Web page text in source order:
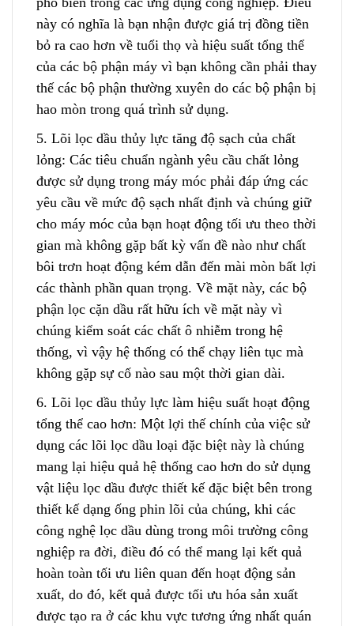
này có nghĩa là bạn nhận được giá trị đồng tiền
bỏ ra cao hơn về tuổi thọ và hiệu suất tổng thể
của các bộ phận máy vì bạn không cần phải thay
thế các bộ phận thường xuyên do các bộ phận bị
hao mòn trong quá trình sử dụng.
5. Lõi lọc dầu thủy lực tăng độ sạch của chất
lỏng: Các tiêu chuẩn ngành yêu cầu chất lỏng
được sử dụng trong máy móc phải đáp ứng các
yêu cầu về mức độ sạch nhất định và chúng giữ
cho máy móc của bạn hoạt động tối ưu theo thời
gian mà không gặp bất kỳ vấn đề nào như chất
bôi trơn hoạt động kém dẫn đến mài mòn bất lợi
các thành phần quan trọng. Về mặt này, các bộ
phận lọc cặn dầu rất hữu ích về mặt này vì
chúng kiểm soát các chất ô nhiễm trong hệ
thống, vì vậy hệ thống có thể chạy liên tục mà
không gặp sự cố nào sau một thời gian dài.
6. Lõi lọc dầu thủy lực làm hiệu suất hoạt động
tổng thể cao hơn: Một lợi thế chính của việc sử
dụng các lõi lọc dầu loại đặc biệt này là chúng
mang lại hiệu quả hệ thống cao hơn do sử dụng
vật liệu lọc dầu được thiết kế đặc biệt bên trong
thiết kế dạng ống phin lõi của chúng, khi các
công nghệ lọc dầu dùng trong môi trường công
nghiệp ra đời, điều đó có thể mang lại kết quả
hoàn toàn tối ưu liên quan đến hoạt động sản
xuất, do đó, kết quả được tối ưu hóa sản xuất
được tạo ra ở các khu vực tương ứng nhất quán